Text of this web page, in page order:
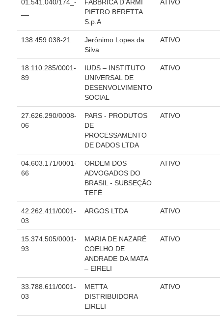
Juízes Substitutos
Comitês
Comitê Gestor Regional do PJe
Comitê Gestor Regional do e-Gestão e de Tabelas
Processuais Unificadas
Comitê do Datajud
Comissão Regional de Pesquisa Judiciária e Ciência de
Comissão de Ética
Comitê de Priorização do Primeiro Grau
Comissão de Uniformização de Jurisprudência
Comitê de Gestão de Pessoas
Comissão de Vitaliciamento
Comitê de Atenção Integral à Saúde de Magistrados e
Comitê de Segurança Permanente
Comitê de Combate ao Trabalho Infantil e de Estímulo à
no âmbito do TRT-11
Comitê de Prevenção e Enfrentamento do Assédio
Moral, do Assédio Sexual e da Discriminação
01.541.040/174_-
FABBRICA D’ARMI
PIETRO BERETTA
S.p.A
ATIVO
138.459.038-21
Jerônimo Lopes da
Silva
ATIVO
18.110.285/0001-
89
IUDS – INSTITUTO
UNIVERSAL DE
DESENVOLVIMENTO
SOCIAL
ATIVO
27.626.290/0008-
06
PARS - PRODUTOS
DE
PROCESSAMENTO
DE DADOS LTDA
ATIVO
04.603.171/0001-
66
ORDEM DOS
ADVOGADOS DO
BRASIL - SUBSEÇÃO
TEFÉ
ATIVO
42.262.411/0001-
03
ARGOS LTDA ATIVO
15.374.505/0001-
93
MARIA DE NAZARÉ
COELHO DE
ANDRADE DA MATA
– EIRELI
ATIVO
33.788.611/0001-
03
METTA
DISTRIBUIDORA
EIRELI
ATIVO